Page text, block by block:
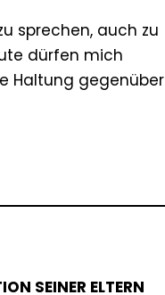
sprechen, auch zu
dürfen mich
Haltung gegenüber
SEINER ELTERN